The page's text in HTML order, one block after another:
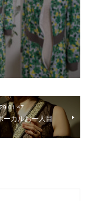
01:47
ーカルお一人目